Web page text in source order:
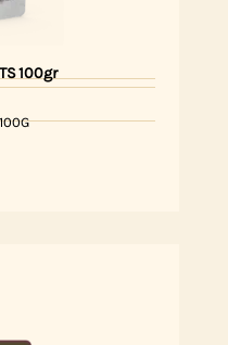
100gr